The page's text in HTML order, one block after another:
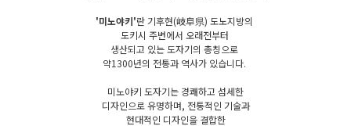
'미노야키'란 기후현(岐阜県) 도노지방의
도키시 주변에서 오래전부터
생산되고 있는 도자기의 총칭으로
약1300년의 전통과 역사가 있습니다.
미노야키 도자기는 경쾌하고 섬세한
디자인으로 유명하며, 전통적인 기술과
현대적인 디자인을 결합한